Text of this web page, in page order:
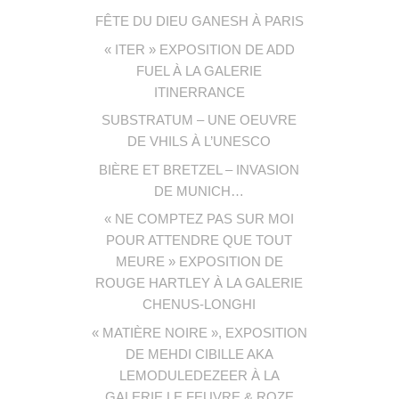
FÊTE DU DIEU GANESH À PARIS
« ITER » EXPOSITION DE ADD
FUEL À LA GALERIE
ITINERRANCE
SUBSTRATUM – UNE OEUVRE
DE VHILS À L’UNESCO
BIÈRE ET BRETZEL – INVASION
DE MUNICH…
« NE COMPTEZ PAS SUR MOI
POUR ATTENDRE QUE TOUT
MEURE » EXPOSITION DE
ROUGE HARTLEY À LA GALERIE
CHENUS-LONGHI
« MATIÈRE NOIRE », EXPOSITION
DE MEHDI CIBILLE AKA
LEMODULEDEZEER À LA